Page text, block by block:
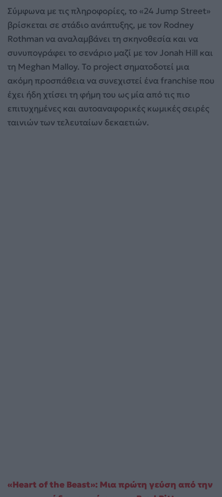
Σύμφωνα με τις πληροφορίες, το «24 Jump Street»
βρίσκεται σε στάδιο ανάπτυξης, με τον Rodney
Rothman να αναλαμβάνει τη σκηνοθεσία και να
συνυπογράφει το σενάριο μαζί με τον Jonah Hill και
τη Meghan Malloy. Το project σηματοδοτεί μια
ακόμη προσπάθεια να συνεχιστεί ένα franchise που
έχει ήδη χτίσει τη φήμη του ως μία από τις πιο
επιτυχημένες και αυτοαναφορικές κωμικές σειρές
ταινιών των τελευταίων δεκαετιών.
«Heart of the Beast»: Μια πρώτη γεύση από την